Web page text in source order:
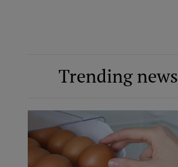
Trending news